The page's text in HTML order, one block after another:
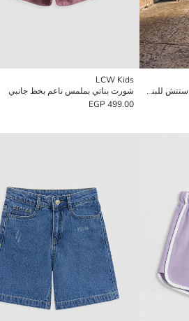
تنورة شورت بلمسة ناعمة مطبوعة ستتش للبنات
LCW Kids
شورت بناتي بملمس ناعم بخط جانبي
499.00 EGP